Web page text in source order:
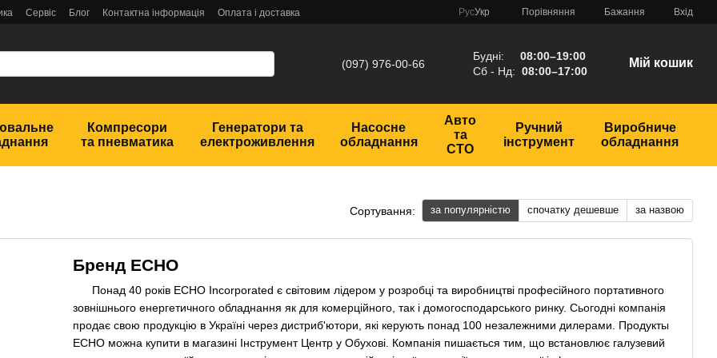
Сервіс Блог Контактна інформація
Оплата і доставка
РусУкр Порівняння Бажання Вхід
(097) 976-00-66
Будні: 08:00–19:00
Сб - Нд: 08:00–17:00
Мій кошик
Компресори
та пневматика
Генератори та
електроживлення
Насосне
обладнання
Авто
та
СТО
Ручний
інструмент
Виробниче
обладнання
Сортування: за популярністю спочатку дешевше за назвою
Бренд ECHO
Понад 40 років ECHO Incorporated є світовим лідером у розробці та виробництві професійного портативного
зовнішнього енергетичного обладнання як для комерційного, так і домогосподарського ринку. Сьогодні компанія
продає свою продукцію в Україні через дистриб'ютори, які керують понад 100 незалежними дилерами. Продукты
ECHO можна купити в магазині Інструмент Центр у Обухові. Компанія пишається тим, що встановлює галузевий